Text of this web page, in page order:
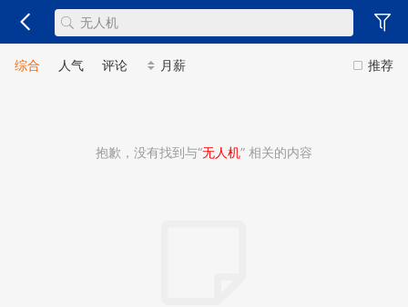
推荐
综合 人气 评论 月薪
抱歉，没有找到与“无人机” 相关的内容